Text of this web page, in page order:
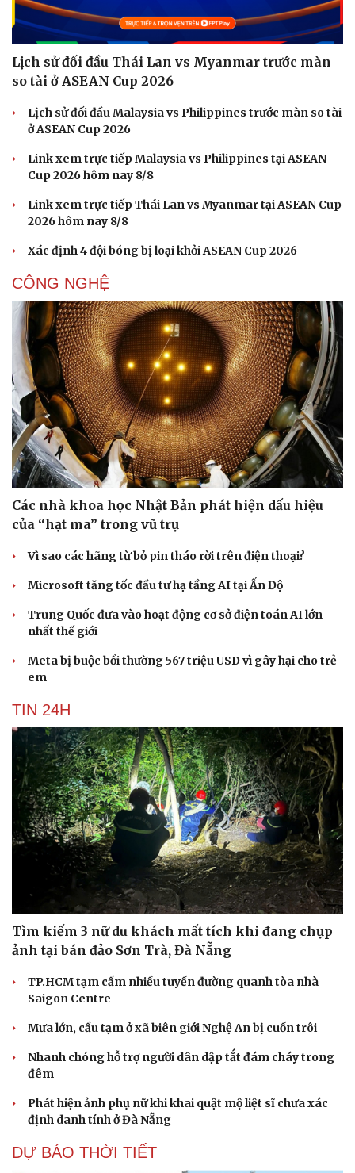
Cải chính
Lịch sử đối đầu Thái Lan vs Myanmar trước màn
so tài ở ASEAN Cup 2026
Lịch sử đối đầu Malaysia vs Philippines trước màn so tài
ở ASEAN Cup 2026
Link xem trực tiếp Malaysia vs Philippines tại ASEAN
Cup 2026 hôm nay 8/8
Link xem trực tiếp Thái Lan vs Myanmar tại ASEAN Cup
2026 hôm nay 8/8
Xác định 4 đội bóng bị loại khỏi ASEAN Cup 2026
CÔNG NGHỆ
Các nhà khoa học Nhật Bản phát hiện dấu hiệu
của “hạt ma” trong vũ trụ
Vì sao các hãng từ bỏ pin tháo rời trên điện thoại?
Microsoft tăng tốc đầu tư hạ tầng AI tại Ấn Độ
Trung Quốc đưa vào hoạt động cơ sở điện toán AI lớn
nhất thế giới
Meta bị buộc bồi thường 567 triệu USD vì gây hại cho trẻ
em
TIN 24H
Tìm kiếm 3 nữ du khách mất tích khi đang chụp
ảnh tại bán đảo Sơn Trà, Đà Nẵng
TP.HCM tạm cấm nhiều tuyến đường quanh tòa nhà
Saigon Centre
Mưa lớn, cầu tạm ở xã biên giới Nghệ An bị cuốn trôi
Nhanh chóng hỗ trợ người dân dập tắt đám cháy trong
đêm
Phát hiện ảnh phụ nữ khi khai quật mộ liệt sĩ chưa xác
định danh tính ở Đà Nẵng
DỰ BÁO THỜI TIẾT